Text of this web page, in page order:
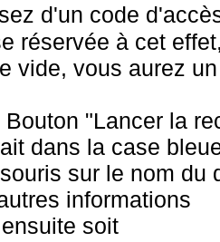
d'un code
réservée à cet
vide, vous aurez
"Lancer la
dans la case
sur le nom du
informations
soit